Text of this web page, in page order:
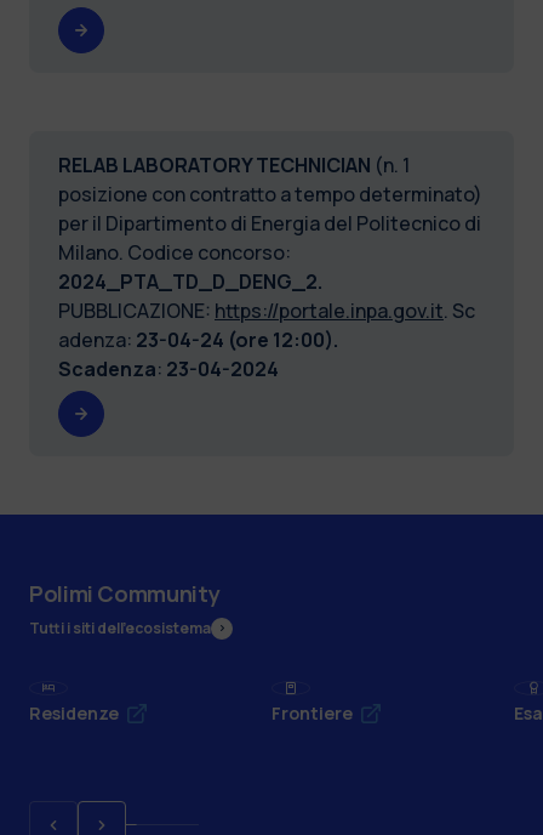
RELAB LABORATORY TECHNICIAN (n. 1
posizione con contratto a tempo determinato)
per il Dipartimento di Energia del Politecnico di
Milano. Codice concorso:
2024_PTA_TD_D_DENG_2.
PUBBLICAZIONE: https://portale.inpa.gov.it. Sc
adenza: 23-04-24 (ore 12:00).
Scadenza: 23-04-2024
Polimi Community
Tutti i siti dell’ecosistema
Residenze Frontiere